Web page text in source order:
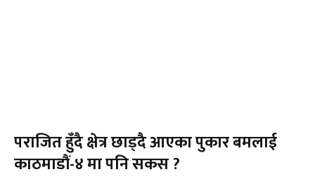
पराजित हुँदै क्षेत्र छाड्दै आएका पुकार बमलाई
काठमाडौं-४ मा पनि सकस ?